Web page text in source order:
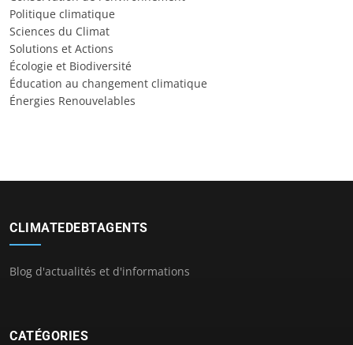
Politique climatique
Sciences du Climat
Solutions et Actions
Écologie et Biodiversité
Éducation au changement climatique
Énergies Renouvelables
CLIMATEDEBTAGENTS
Blog d'actualités et d'informations
CATÉGORIES